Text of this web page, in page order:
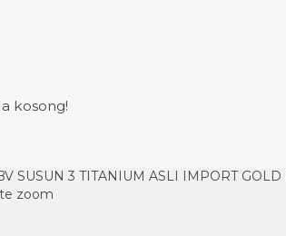
kosong!
SUSUN 3 TITANIUM ASLI IMPORT GOLD
zoom